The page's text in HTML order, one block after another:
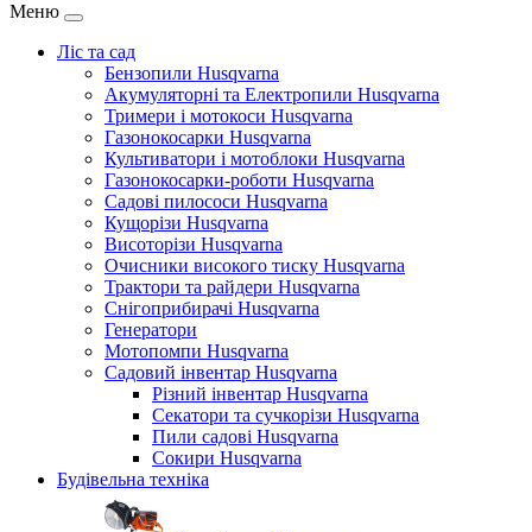
Меню
Ліс та сад
Бензопили Husqvarna
Акумуляторні та Електропили Husqvarna
Тримери і мотокоси Husqvarna
Газонокосарки Husqvarna
Культиватори і мотоблоки Husqvarna
Газонокосарки-роботи Husqvarna
Садові пилососи Husqvarna
Кущорізи Husqvarna
Висоторізи Husqvarna
Очисники високого тиску Husqvarna
Трактори та райдери Husqvarna
Снігоприбирачі Husqvarna
Генератори
Мотопомпи Husqvarna
Садовий інвентар Husqvarna
Різний інвентар Husqvarna
Секатори та сучкорізи Husqvarna
Пили садові Husqvarna
Сокири Husqvarna
Будівельна техніка